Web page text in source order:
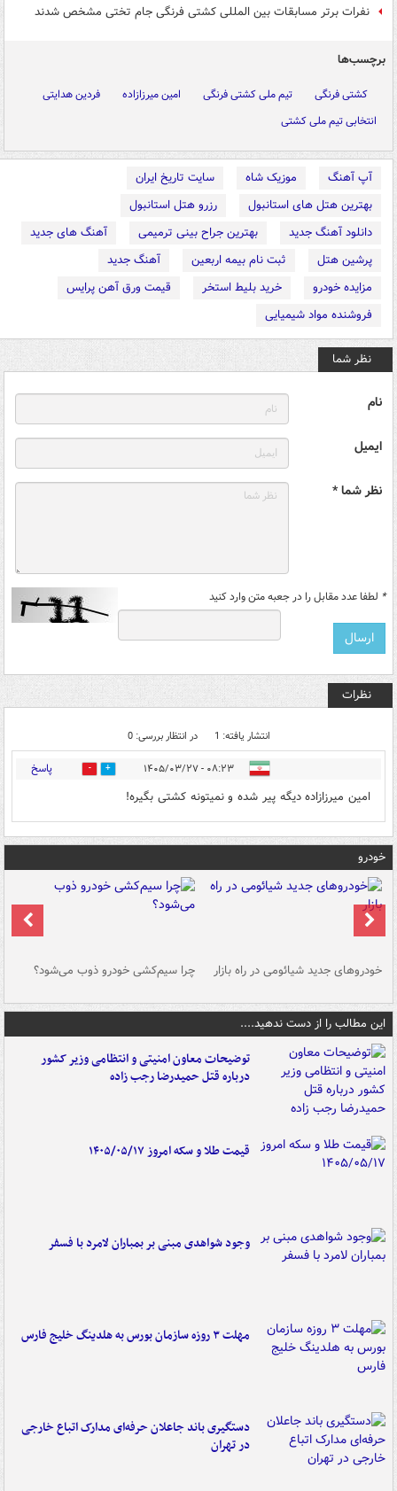
نفرات برتر مسابقات بین المللی کشتی فرنگی جام تختی مشخص شدند
برچسب‌ها
کشتی فرنگی تیم ملی کشتی فرنگی امین میرزازاده
فردین هدایتی
انتخابی تیم ملی کشتی
آپ آهنگ موزیک شاه
سایت تاریخ ایران
بهترین هتل های استانبول
رزرو هتل استانبول
دانلود آهنگ جدید
بهترین جراح بینی ترمیمی
آهنگ های جدید
پرشین هتل
ثبت نام بیمه اربعین
آهنگ جدید
مزایده خودرو
خرید بلیط استخر
قیمت ورق آهن پرایس
فروشنده مواد شیمیایی
نظر شما
نام
ایمیل
نظر شما *
* لطفا عدد مقابل را در جعبه متن وارد کنید
نظرات
انتشار یافته: 1 در انتظار بررسی: 0
۰۸:۲۳ - ۱۴۰۵/۰۳/۲۷ 0 پاسخ
امین میرزازاده دیگه پیر شده و نمیتونه کشتی بگیره!
خودرو
خودروهای جدید شیائومی در راه بازار چرا سیم‌کشی خودرو ذوب می‌شود؟
این مطالب را از دست ندهید....
توضیحات معاون امنیتی و انتظامی وزیر کشور
درباره قتل حمیدرضا رجب زاده
قیمت طلا و سکه امروز ۱۴۰۵/۰۵/۱۷
وجود شواهدی مبنی بر بمباران لامرد با فسفر
مهلت ۳ روزه سازمان بورس به هلدینگ خلیج فارس
دستگیری باند جاعلان حرفه‌ای مدارک اتباع خارجی
در تهران